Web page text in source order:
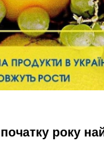
року